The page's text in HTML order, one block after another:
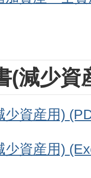
(減少資
少資産用)
少資産用)